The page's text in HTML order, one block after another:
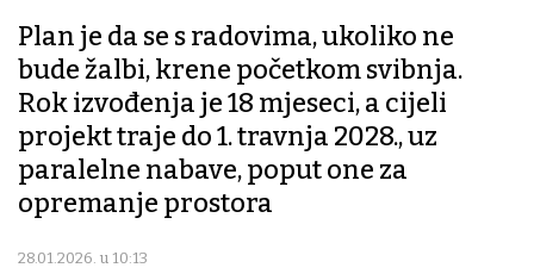
Plan je da se s radovima, ukoliko ne
bude žalbi, krene početkom svibnja.
Rok izvođenja je 18 mjeseci, a cijeli
projekt traje do 1. travnja 2028., uz
paralelne nabave, poput one za
opremanje prostora
28.01.2026. u 10:13